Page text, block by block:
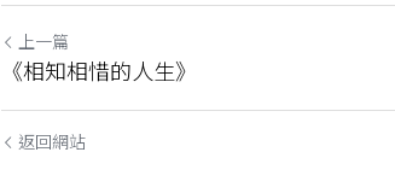
上一篇
《相知相惜的人生》
返回網站